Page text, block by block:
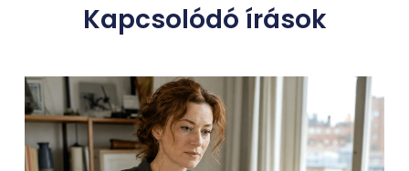
Kapcsolódó írások